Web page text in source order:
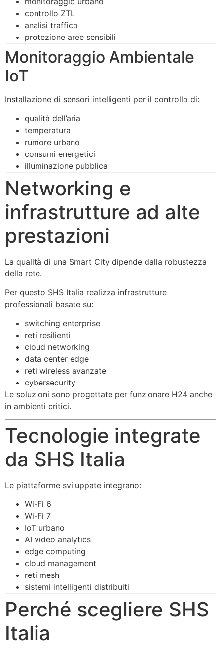
controllo ZTL
analisi traffico
protezione aree sensibili
Monitoraggio Ambientale
IoT
Installazione di sensori intelligenti per il controllo di:
qualità dell’aria
temperatura
rumore urbano
consumi energetici
illuminazione pubblica
Networking e
infrastrutture ad alte
prestazioni
La qualità di una Smart City dipende dalla robustezza
della rete.
Per questo SHS Italia realizza infrastrutture
professionali basate su:
switching enterprise
reti resilienti
cloud networking
data center edge
reti wireless avanzate
cybersecurity
Le soluzioni sono progettate per funzionare H24 anche
in ambienti critici.
Tecnologie integrate
da SHS Italia
Le piattaforme sviluppate integrano:
Wi-Fi 6
Wi-Fi 7
IoT urbano
AI video analytics
edge computing
cloud management
reti mesh
sistemi intelligenti distribuiti
Perché scegliere SHS
Italia